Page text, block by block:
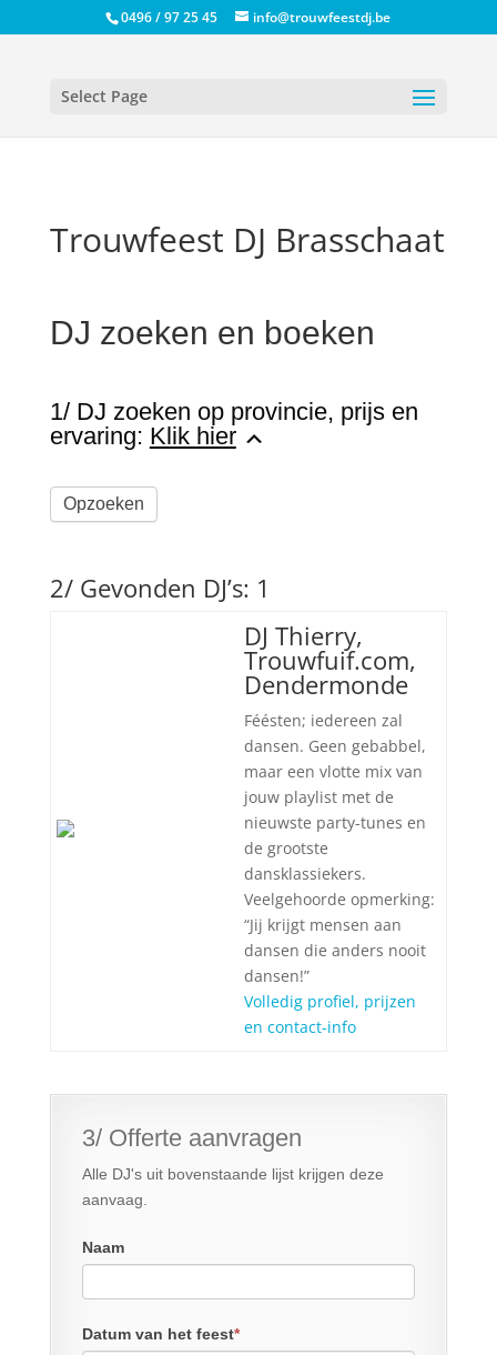
0496 / 97 25 45 info@trouwfeestdj.be
Select Page
Trouwfeest DJ Brasschaat
DJ zoeken en boeken
1/ DJ zoeken op provincie, prijs en
ervaring: Klik hier
Opzoeken
2/ Gevonden DJ’s: 1
DJ Thierry,
Trouwfuif.com,
Dendermonde
Féésten; iedereen zal
dansen. Geen gebabbel,
maar een vlotte mix van
jouw playlist met de
nieuwste party-tunes en
de grootste
dansklassiekers.
Veelgehoorde opmerking:
“Jij krijgt mensen aan
dansen die anders nooit
dansen!”
Volledig profiel, prijzen
en contact-info
3/ Offerte aanvragen
Alle DJ's uit bovenstaande lijst krijgen deze
aanvaag.
Naam
Datum van het feest*